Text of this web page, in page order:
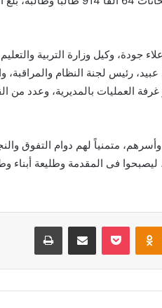
جودة، وكيل وزارة التربية
عبيد، رئيس لجنة النظام والمراقبة،
العمليات بالمديرية، وعدد من
متمنياً لهم دوام التفوق
ليصبحوا فى المقدمة وطليعة أبناء
Odnoklassniki
بوكيت مشاركة عبر البريد طباعة